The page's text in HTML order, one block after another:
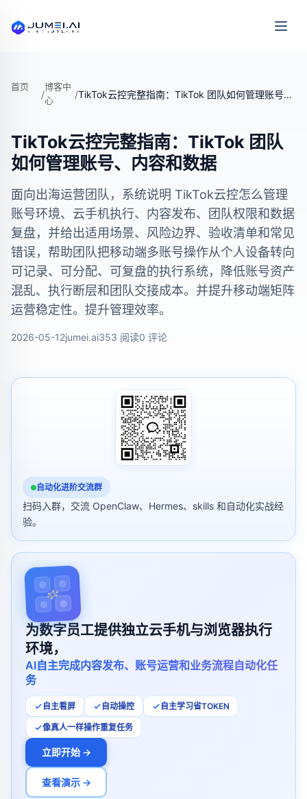
首页
/
博客中
心
/ TikTok云控完整指南：TikTok 团队如何管理账号、内容和数据
TikTok云控完整指南：TikTok 团队
如何管理账号、内容和数据
面向出海运营团队，系统说明 TikTok云控怎么管理
账号环境、云手机执行、内容发布、团队权限和数据
复盘，并给出适用场景、风险边界、验收清单和常见
错误，帮助团队把移动端多账号操作从个人设备转向
可记录、可分配、可复盘的执行系统，降低账号资产
混乱、执行断层和团队交接成本。并提升移动端矩阵
运营稳定性。提升管理效率。
2026-05-12jumei.ai353 阅读0 评论
自动化进阶交流群
扫码入群，交流 OpenClaw、Hermes、skills 和自动化实战经
验。
为数字员工提供独立云手机与浏览器执行
环境，
AI自主完成内容发布、账号运营和业务流程自动化任
务
自主看屏 自动操控 自主学习省TOKEN
像真人一样操作重复任务
立即开始 →
查看演示 →